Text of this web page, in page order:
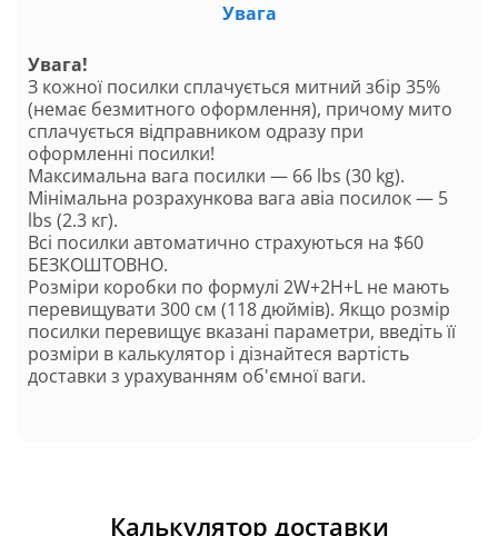
Увага
Увага!
З кожної посилки сплачується митний збір 35%
(немає безмитного оформлення), причому мито
сплачується відправником одразу при
оформленні посилки!
Максимальна вага посилки — 66 lbs (30 kg).
Мінімальна розрахункова вага авіа посилок — 5
lbs (2.3 кг).
Всі посилки автоматично страхуються на $60
БЕЗКОШТОВНО.
Розміри коробки по формулі 2W+2H+L не мають
перевищувати 300 см (118 дюймів). Якщо розмір
посилки перевищує вказані параметри, введіть її
розміри в калькулятор і дізнайтеся вартість
доставки з урахуванням об'ємної ваги.
Калькулятор доставки